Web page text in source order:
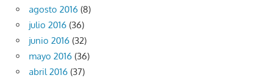
agosto 2016 (8)
julio 2016 (36)
junio 2016 (32)
mayo 2016 (36)
abril 2016 (37)